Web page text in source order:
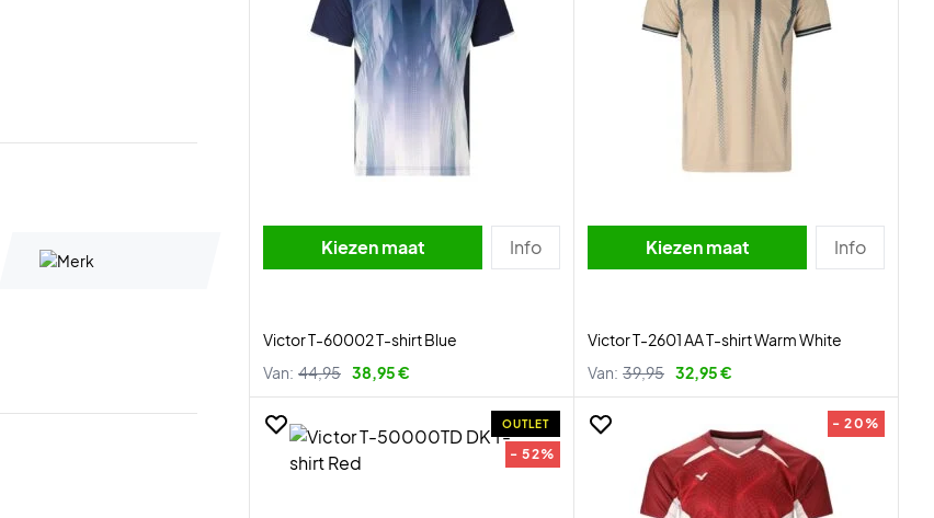
Kiezen maat Info
Victor T-60002 T-shirt Blue
Van: 44,95 38,95 €
Kiezen maat Info
Victor T-2601 AA T-shirt Warm White
Van: 39,95 32,95 €
OUTLET
- 52%
- 20%